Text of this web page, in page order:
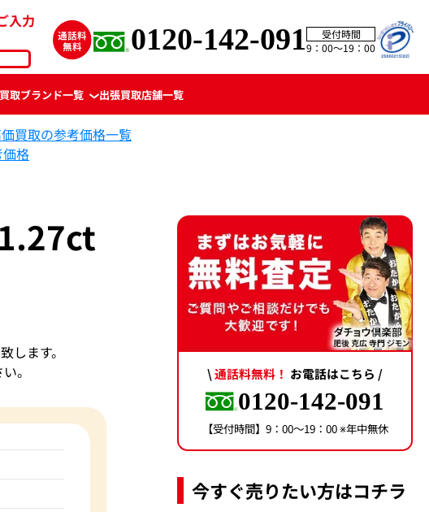
入力
0120-142-091
受付時間
9：00〜19：00
買取ブランド一覧 出張買取店舗一覧
買取の参考価格一覧
格
します。
。
\通話料無料！ お電話はこちら /
0120-142-091
【受付時間】9：00〜19：00 ※年中無休
今すぐ売りたい方はコチラ